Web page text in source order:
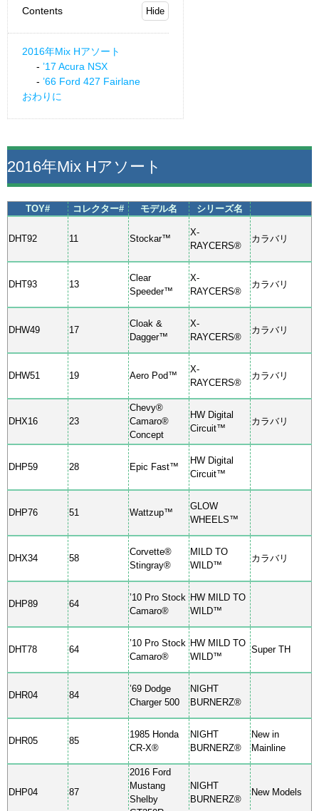
Contents
2016年Mix Hアソート
’17 Acura NSX
’66 Ford 427 Fairlane
おわりに
2016年Mix Hアソート
TOY# コレクター# モデル名 シリーズ名
DHT92 11 Stockar™
X-
RAYCERS®
カラバリ
DHT93 13
Clear
Speeder™
X-
RAYCERS®
カラバリ
DHW49 17
Cloak &
Dagger™
X-
RAYCERS®
カラバリ
DHW51 19 Aero Pod™
X-
RAYCERS®
カラバリ
DHX16 23
Chevy®
Camaro®
Concept
HW Digital
Circuit™
カラバリ
DHP59 28 Epic Fast™
HW Digital
Circuit™
DHP76 51 Wattzup™
GLOW
WHEELS™
DHX34 58
Corvette®
Stingray®
MILD TO
WILD™
カラバリ
DHP89 64
’10 Pro Stock
Camaro®
HW MILD TO
WILD™
DHT78 64
’10 Pro Stock
Camaro®
HW MILD TO
WILD™
Super TH
DHR04 84
’69 Dodge
Charger 500
NIGHT
BURNERZ®
DHR05 85
1985 Honda
CR-X®
NIGHT
BURNERZ®
New in
Mainline
DHP04 87
2016 Ford
Mustang
Shelby
NIGHT
BURNERZ®
New Models